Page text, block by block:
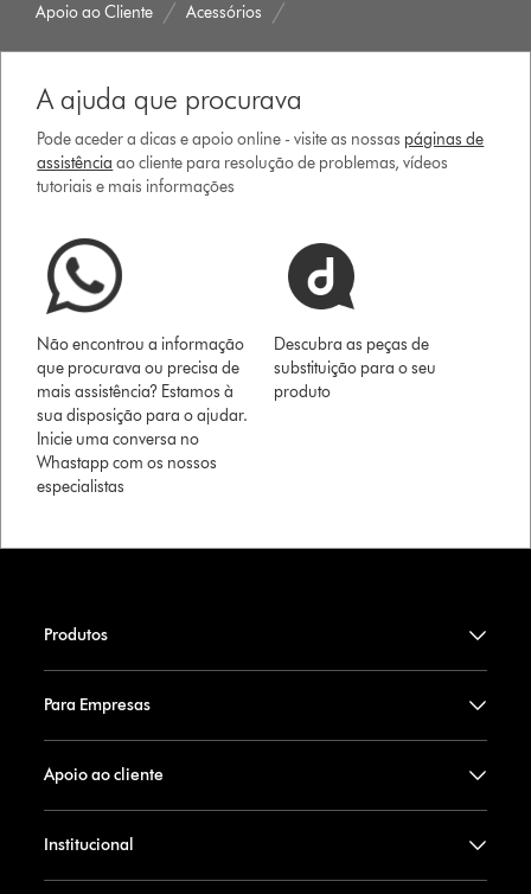
Apoio ao Cliente Acessórios
A ajuda que procurava
Pode aceder a dicas e apoio online - visite as nossas páginas de
assistência ao cliente para resolução de problemas, vídeos
tutoriais e mais informações
Não encontrou a informação
que procurava ou precisa de
mais assistência? Estamos à
sua disposição para o ajudar.
Inicie uma conversa no
Whastapp com os nossos
especialistas
Descubra as peças de
substituição para o seu
produto
Produtos
Para Empresas
Apoio ao cliente
Institucional